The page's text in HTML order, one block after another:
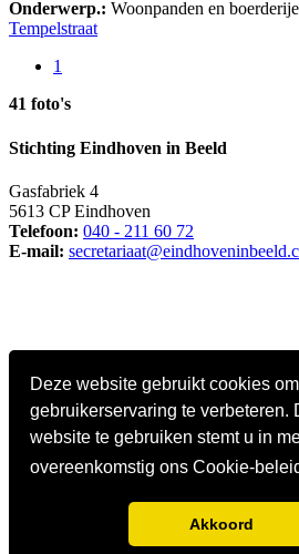
Deze website gebruikt cookies
gebruikerservaring te verbeteren.
website te gebruiken stemt u in
overeenkomstig ons Cookie-
Akkoord
Onderwerp.: Woonpanden en
Tempelstraat
1
41 foto's
Stichting Eindhoven in Beeld
Gasfabriek 4
5613 CP Eindhoven
Telefoon: 040 - 211 60 72
E-mail:
Stichting Eindhoven in